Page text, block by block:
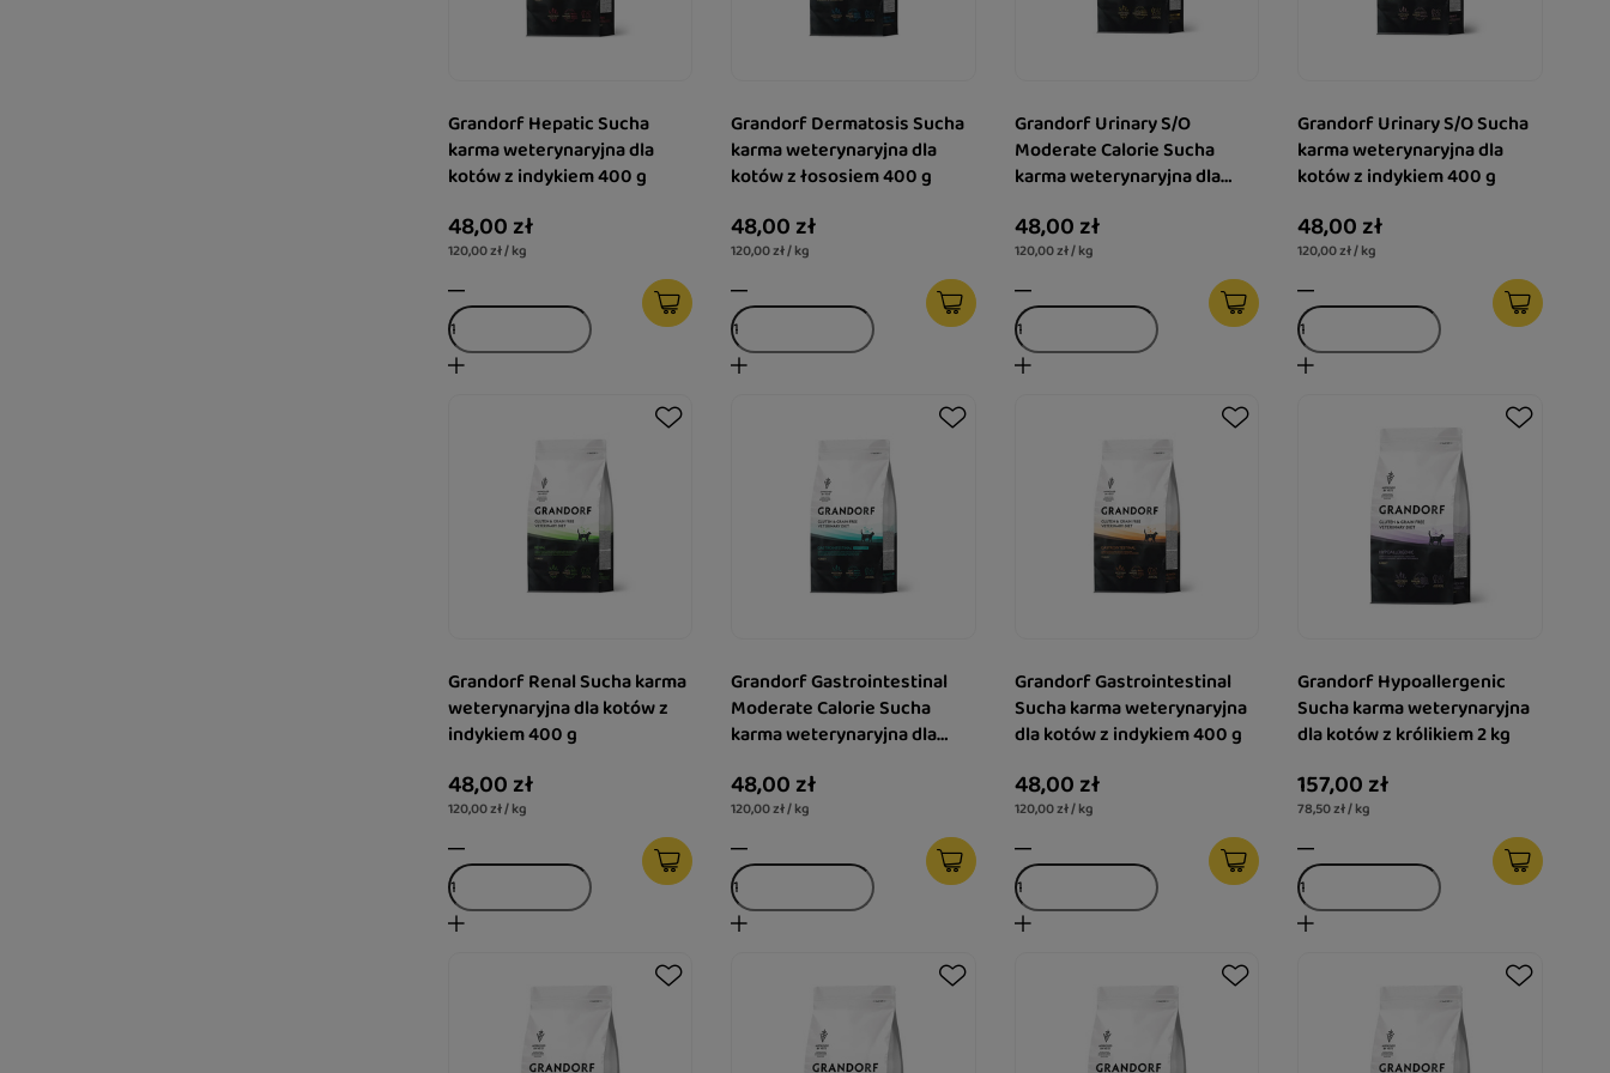
Grandorf Hepatic Sucha
karma weterynaryjna dla
kotów z indykiem 400 g
48,00 zł
120,00 zł / kg
Grandorf Dermatosis Sucha
karma weterynaryjna dla
kotów z łososiem 400 g
48,00 zł
120,00 zł / kg
Grandorf Urinary S/O
Moderate Calorie Sucha
karma weterynaryjna dla
48,00 zł
120,00 zł / kg
Grandorf Urinary S/O Sucha
karma weterynaryjna dla
kotów z indykiem 400 g
48,00 zł
120,00 zł / kg
Grandorf Renal Sucha karma
weterynaryjna dla kotów z
indykiem 400 g
48,00 zł
120,00 zł / kg
Grandorf Gastrointestinal
Moderate Calorie Sucha
karma weterynaryjna dla
48,00 zł
120,00 zł / kg
Grandorf Gastrointestinal
Sucha karma weterynaryjna
dla kotów z indykiem 400 g
48,00 zł
120,00 zł / kg
Grandorf Hypoallergenic
Sucha karma weterynaryjna
dla kotów z królikiem 2 kg
157,00 zł
78,50 zł / kg